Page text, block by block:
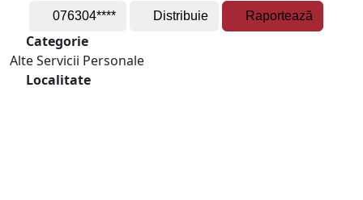
076304**** Distribuie Raportează
Categorie
Alte Servicii Personale
Localitate